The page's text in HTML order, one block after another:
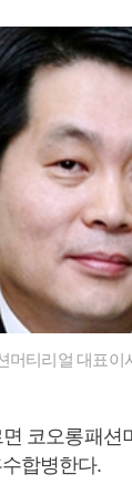
머티리얼 대표이
코오롱패션
합병한다.